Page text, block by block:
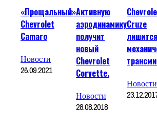
«Прощальный»
Chevrolet
Camaro
Новости
26.09.2021
Активную
аэродинамику
получит
новый
Chevrolet
Corvette.
Новости
28.08.2018
Cruze
лишится
Новости